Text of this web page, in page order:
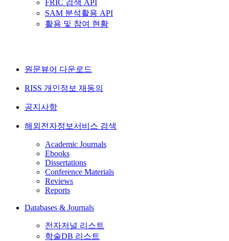
FRIC 검색 API
SAM 분석활용 API
활용 및 참여 현황
원문뷰어 다운로드
RISS 개인정보 재동의
공지사항
해외전자정보서비스 검색
Academic Journals
Ebooks
Dissertations
Conference Materials
Reviews
Reports
Databases & Journals
전자저널 리스트
학술DB 리스트